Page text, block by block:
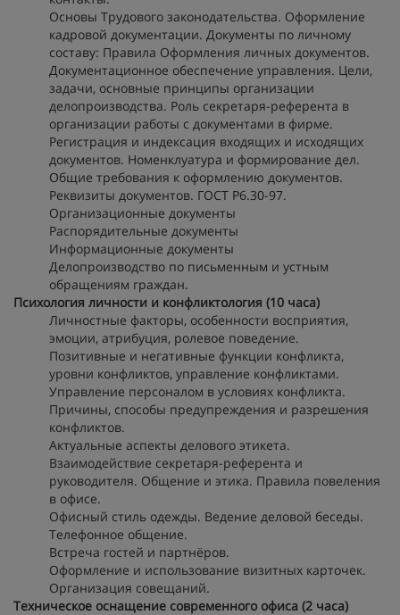
Основы Трудового законодательства. Оформление
кадровой документации. Документы по личному
составу: Правила Оформления личных документов.
Документационное обеспечение управления. Цели,
задачи, основные принципы организации
делопроизводства. Роль секретаря-референта в
организации работы с документами в фирме.
Регистрация и индексация входящих и исходящих
документов. Номенклуатура и формирование дел.
Общие требования к оформлению документов.
Реквизиты документов. ГОСТ Р6.30-97.
Организационные документы
Распорядительные документы
Информационные документы
Делопроизводство по письменным и устным
обращениям граждан.
Психология личности и конфликтология (10 часа)
Личностные факторы, особенности восприятия,
эмоции, атрибуция, ролевое поведение.
Позитивные и негативные функции конфликта,
уровни конфликтов, управление конфликтами.
Управление персоналом в условиях конфликта.
Причины, способы предупреждения и разрешения
конфликтов.
Актуальные аспекты делового этикета.
Взаимодействие секретаря-референта и
руководителя. Общение и этика. Правила повеления
в офисе.
Офисный стиль одежды. Ведение деловой беседы.
Телефонное общение.
Встреча гостей и партнёров.
Оформление и использование визитных карточек.
Организация совещаний.
Техническое оснащение современного офиса (2 часа)